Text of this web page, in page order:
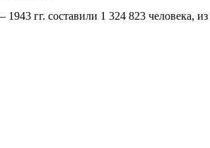
гг. составили 1 324 823 человека,